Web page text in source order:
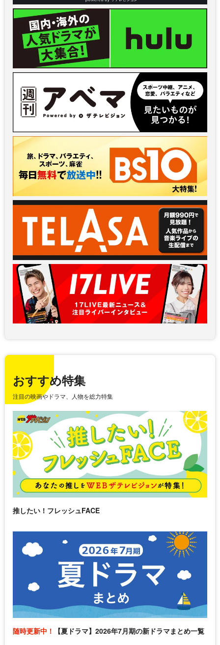
おすすめ特集
注目の映画やドラマ、人物を総力特集
推したい！フレッシュFACE
随時更新中！ 【夏ドラマ】2026年7月期の新ドラマまとめ一覧